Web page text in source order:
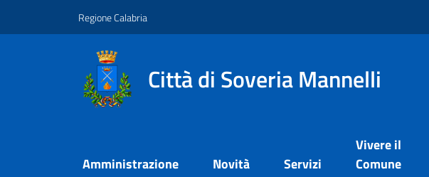
Regione Calabria
Città di Soveria Mannelli
Amministrazione Novità Servizi
Vivere il
Comune